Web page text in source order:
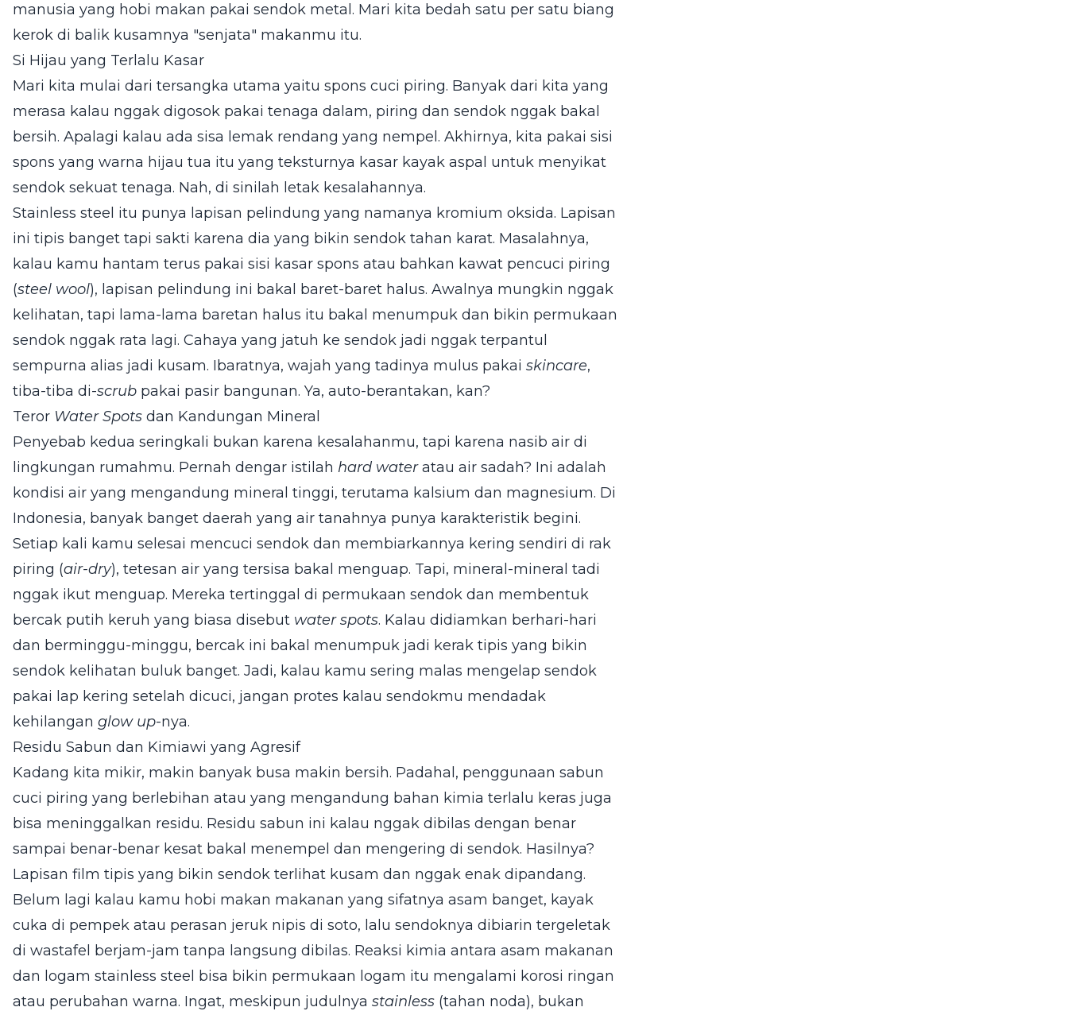
manusia yang hobi makan pakai sendok metal. Mari kita bedah satu per satu biang
kerok di balik kusamnya "senjata" makanmu itu.
Si Hijau yang Terlalu Kasar
Mari kita mulai dari tersangka utama yaitu spons cuci piring. Banyak dari kita yang
merasa kalau nggak digosok pakai tenaga dalam, piring dan sendok nggak bakal
bersih. Apalagi kalau ada sisa lemak rendang yang nempel. Akhirnya, kita pakai sisi
spons yang warna hijau tua itu yang teksturnya kasar kayak aspal untuk menyikat
sendok sekuat tenaga. Nah, di sinilah letak kesalahannya.
Stainless steel itu punya lapisan pelindung yang namanya kromium oksida. Lapisan
ini tipis banget tapi sakti karena dia yang bikin sendok tahan karat. Masalahnya,
kalau kamu hantam terus pakai sisi kasar spons atau bahkan kawat pencuci piring
(steel wool), lapisan pelindung ini bakal baret-baret halus. Awalnya mungkin nggak
kelihatan, tapi lama-lama baretan halus itu bakal menumpuk dan bikin permukaan
sendok nggak rata lagi. Cahaya yang jatuh ke sendok jadi nggak terpantul
sempurna alias jadi kusam. Ibaratnya, wajah yang tadinya mulus pakai skincare,
tiba-tiba di-scrub pakai pasir bangunan. Ya, auto-berantakan, kan?
Teror Water Spots dan Kandungan Mineral
Penyebab kedua seringkali bukan karena kesalahanmu, tapi karena nasib air di
lingkungan rumahmu. Pernah dengar istilah hard wateratau air sadah? Ini adalah
kondisi air yang mengandung mineral tinggi, terutama kalsium dan magnesium. Di
Indonesia, banyak banget daerah yang air tanahnya punya karakteristik begini.
Setiap kali kamu selesai mencuci sendok dan membiarkannya kering sendiri di rak
piring (air-dry), tetesan air yang tersisa bakal menguap. Tapi, mineral-mineral tadi
nggak ikut menguap. Mereka tertinggal di permukaan sendok dan membentuk
bercak putih keruh yang biasa disebut water spots. Kalau didiamkan berhari-hari
dan berminggu-minggu, bercak ini bakal menumpuk jadi kerak tipis yang bikin
sendok kelihatan buluk banget. Jadi, kalau kamu sering malas mengelap sendok
pakai lap kering setelah dicuci, jangan protes kalau sendokmu mendadak
kehilangan glow up-nya.
Residu Sabun dan Kimiawi yang Agresif
Kadang kita mikir, makin banyak busa makin bersih. Padahal, penggunaan sabun
cuci piring yang berlebihan atau yang mengandung bahan kimia terlalu keras juga
bisa meninggalkan residu. Residu sabun ini kalau nggak dibilas dengan benar
sampai benar-benar kesat bakal menempel dan mengering di sendok. Hasilnya?
Lapisan film tipis yang bikin sendok terlihat kusam dan nggak enak dipandang.
Belum lagi kalau kamu hobi makan makanan yang sifatnya asam banget, kayak
cuka di pempek atau perasan jeruk nipis di soto, lalu sendoknya dibiarin tergeletak
di wastafel berjam-jam tanpa langsung dibilas. Reaksi kimia antara asam makanan
dan logam stainless steel bisa bikin permukaan logam itu mengalami korosi ringan
atau perubahan warna. Ingat, meskipun judulnya stainless (tahan noda), bukan